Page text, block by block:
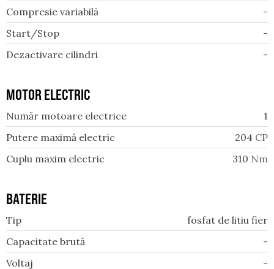
Compresie variabilă
-
Start/Stop
-
Dezactivare cilindri
-
MOTOR ELECTRIC
Număr motoare electrice
1
Putere maximă electric
204 CP
Cuplu maxim electric
310 Nm
BATERIE
Tip
fosfat de litiu fier
Capacitate brută
-
Voltaj
-